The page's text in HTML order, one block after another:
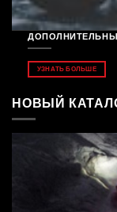
ДОПОЛНИТЕЛЬНЫЙ
УЗНАТЬ БОЛЬШЕ
НОВЫЙ